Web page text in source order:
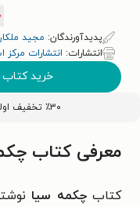
پدیدآورندگان: مجید
انتشارات: انتشارات مرکز
خرید کتاب
٪۳۰ تخفیف اولین خرید کتاب با کد
معرفی کتاب
کتاب چکمه سیا